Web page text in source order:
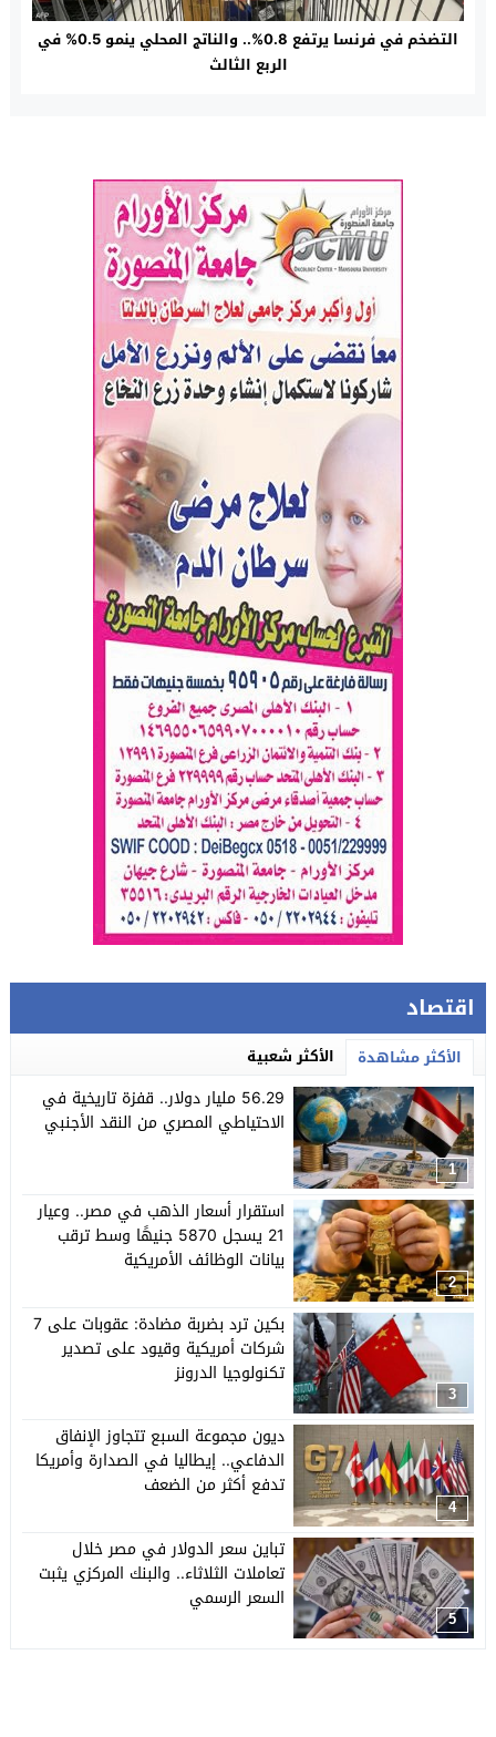
التضخم في فرنسا يرتفع 0.8%.. والناتج المحلي ينمو 0.5% في
الربع الثالث
اقتصاد
الأكثر مشاهدة الأكثر شعبية
1
56.29 مليار دولار.. قفزة تاريخية في
الاحتياطي المصري من النقد الأجنبي
2
استقرار أسعار الذهب في مصر.. وعيار
21 يسجل 5870 جنيهًا وسط ترقب
بيانات الوظائف الأمريكية
3
بكين ترد بضربة مضادة: عقوبات على 7
شركات أمريكية وقيود على تصدير
تكنولوجيا الدرونز
4
ديون مجموعة السبع تتجاوز الإنفاق
الدفاعي.. إيطاليا في الصدارة وأمريكا
تدفع أكثر من الضعف
5
تباين سعر الدولار في مصر خلال
تعاملات الثلاثاء.. والبنك المركزي يثبت
السعر الرسمي